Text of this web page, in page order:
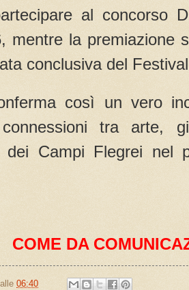
al concorso
mentre la premiazione
conclusiva del
così un vero
tra arte,
Campi Flegrei nel
COME DA
alle 06:40